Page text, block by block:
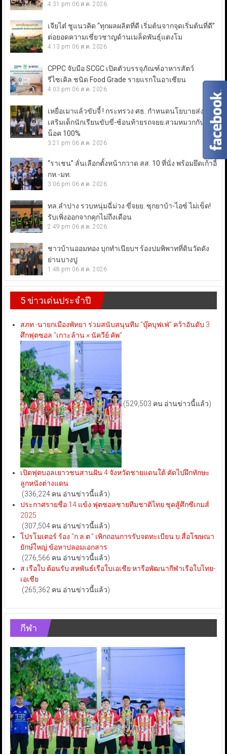
4:31 pm 06 ส.ค. 2026
เจียไต๋ ชูแนวคิด “ทุกผลผลิตที่ดี เริ่มต้นจากจุดเริ่มต้นที่ดี”
ต่อยอดความเชี่ยวชาญด้านเมล็ดพันธุ์แตงโม
4:13 pm 06 ส.ค. 2026
CPPC จับมือ SCGC เปิดตัวบรรจุภัณฑ์อาหารสัตว์
รีไซเคิล ชนิด Food Grade รายแรกในอาเซียน
4:03 pm 06 ส.ค. 2026
เหยื่อเมาแล้วขับจี้ ! กระทรวง ศธ. กำหนดนโยบายส่ง
เสริมเด็กนักเรียนขับขี่-ซ้อนท้ายรถจยย.สวมหมวกกัน
น็อค 100%
3:21 pm 06 ส.ค. 2026
“ราเชน” ลั่นเลือกตั้งหน้ากวาด สส. 10 ที่นั่ง พร้อมยึดเก้าอี้
กห.-มท.
3:06 pm 06 ส.ค. 2026
ทล.ลำปาง รวบหนุ่มฉี่ม่วง ขี่จยย. ซุกยาบ้า-ไอซ์ ไม่เข็ด!
รับเพิ่งออกจากคุกไม่ถึงเดือน
2:49 pm 06 ส.ค. 2026
ชาวบ้านออมทอง บุกทำเนียบฯ ร้องปมพิพาทที่ดินวัดดัง
ย่านบางปู
1:48 pm 06 ส.ค. 2026
5 ข่าวเด่นประจำปี
สภท.-นายกเมืองพัทยา ร่วมสนับสนุนทีม “บุ๊คบุฟเฟ่” คว้าอันดับ 3
ศึกฟุตซอล “เกาะล้าน × นัควีย์ คัพ”
(529,503 คน อ่านข่าวนี้แล้ว)
เปิดฟุตบอลเยาวชนสานฝัน 4 จังหวัดชายแดนใต้ คัดไปฝึกทักษะ
ลูกหนังต่างแดน
(336,224 คน อ่านข่าวนี้แล้ว)
ประกาศรายชื่อ 14 แข้ง ฟุตซอลชายทีมชาติไทย ชุดสู้ศึกซีเกมส์
2025
(307,504 คน อ่านข่าวนี้แล้ว)
โปรโมเตอร์ ร้อง “ก.ล.ต.” เพิกถอนการรับจดทะเบียน บ.สื่อโฆษณา
ยักษ์ใหญ่ ข้อหาปลอมเอกสาร
(276,566 คน อ่านข่าวนี้แล้ว)
ส.เรือใบ ต้อนรับ สหพันธ์เรือใบเอเชีย หารือพัฒนากีฬาเรือใบไทย-
เอเชีย
(265,362 คน อ่านข่าวนี้แล้ว)
กีฬา